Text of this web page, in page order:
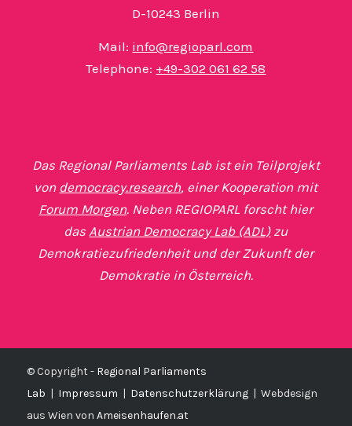
D-10243 Berlin
Mail: info@regioparl.com
Telephone: +49-302 061 62 58
Das Regional Parliaments Lab ist ein Teilprojekt
von democracy.research, einer Kooperation mit
Forum Morgen. Neben REGIOPARL forscht hier
das Austrian Democracy Lab (ADL)zu
Demokratiezufriedenheit und der Zukunft der
Demokratie in Österreich.
© Copyright - Regional Parliaments
Lab | Impressum | Datenschutzerklärung| Webdesign
aus Wien von Ameisenhaufen.at